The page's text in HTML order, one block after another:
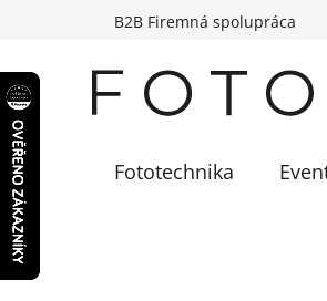
B2B Firemná spolupráca
Fototechnika